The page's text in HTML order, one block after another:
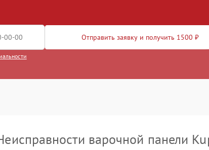
Отправить заявку и получить 1500 ₽
варочной панели